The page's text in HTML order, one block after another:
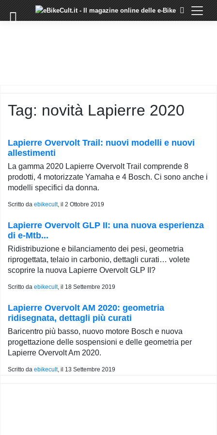
×
TUTORIAL
DI
EBIKECULT
CONTATTI
PRIVACY
POLICY
Tag: novità Lapierre 2020
Lapierre Overvolt Trail: nuovi modelli e nuovi
allestimenti
La gamma 2020 Lapierre Overvolt Trail comprende 8
prodotti, 4 motorizzate Yamaha e 4 Bosch. Ci sono anche i
modelli specifici da donna.
Scritto da ebikecult, il 2 Ottobre 2019
Lapierre Overvolt GLP II: una nuova esperienza
di e-Mtb...
Ridistribuzione e bilanciamento dei pesi, geometria
riprogettata, telaio in carbonio, dettagli curati… volete
scoprire la nuova Lapierre Overvolt GLP II?
Scritto da ebikecult, il 18 Settembre 2019
Lapierre Overvolt AM 2020: geometria
ridisegnata, dettagli più curati
Baricentro più basso, nuovo motore Bosch e nuova
progettazione delle sospensioni e delle geometria per
Lapierre Overvolt Am 2020.
Scritto da ebikecult, il 13 Settembre 2019